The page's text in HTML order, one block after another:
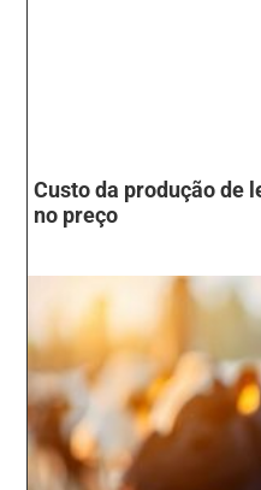
Custo da produção de
no preço